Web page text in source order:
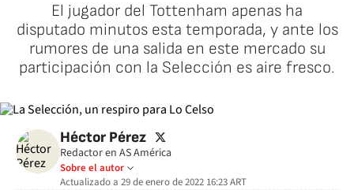
El jugador del Tottenham apenas ha
disputado minutos esta temporada, y ante los
rumores de una salida en este mercado su
participación con la Selección es aire fresco.
Héctor Pérez twitter
Redactor en AS América
Sobre el autor
Actualizado a 29 de enero de 2022 16:23ART